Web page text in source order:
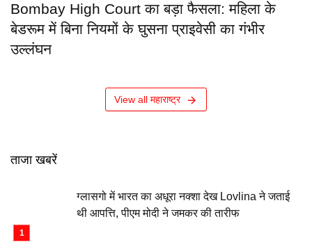
Bombay High Court का बड़ा फैसला: महिला के
बेडरूम में बिना नियमों के घुसना प्राइवेसी का गंभीर
उल्लंघन
View all महाराष्ट्र
ताजा खबरें
ग्लासगो में भारत का अधूरा नक्शा देख Lovlina ने जताई
थी आपत्ति, पीएम मोदी ने जमकर की तारीफ